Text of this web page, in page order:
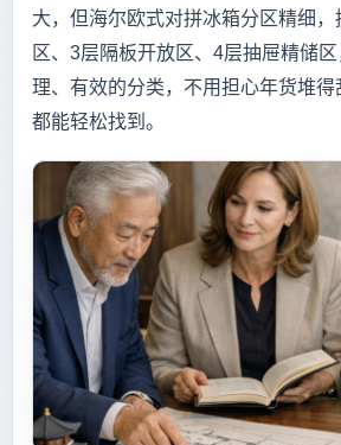
大，但海尔欧式对拼冰箱分区精细
区、3层隔板开放区、4层抽屉精储
理、有效的分类，不用担心年货堆得
都能轻松找到。